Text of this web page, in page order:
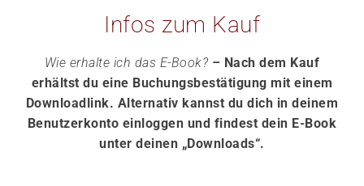
Infos zum Kauf
Wie erhalte ich das E-Book? – Nach dem Kauf
erhältst du eine Buchungsbestätigung mit einem
Downloadlink. Alternativ kannst du dich in deinem
Benutzerkonto einloggen und findest dein E-Book
unter deinen „Downloads“.